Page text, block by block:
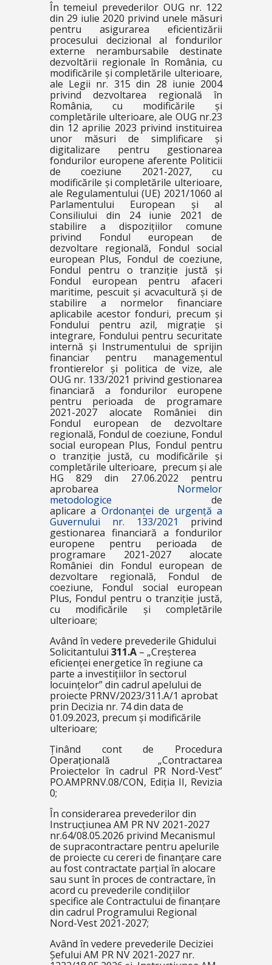
În temeiul prevederilor OUG nr. 122
din 29 iulie 2020 privind unele măsuri
pentru asigurarea eficientizării
procesului decizional al fondurilor
externe nerambursabile destinate
dezvoltării regionale în România, cu
modificările și completările ulterioare,
ale Legii nr. 315 din 28 iunie 2004
privind dezvoltarea regională în
România, cu modificările și
completările ulterioare, ale OUG nr.23
din 12 aprilie 2023 privind instituirea
unor măsuri de simplificare și
digitalizare pentru gestionarea
fondurilor europene aferente Politicii
de coeziune 2021-2027, cu
modificările și completările ulterioare,
ale Regulamentului (UE) 2021/1060 al
Parlamentului European și al
Consiliului din 24 iunie 2021 de
stabilire a dispozițiilor comune
privind Fondul european de
dezvoltare regională, Fondul social
european Plus, Fondul de coeziune,
Fondul pentru o tranziție justă și
Fondul european pentru afaceri
maritime, pescuit și acvacultură și de
stabilire a normelor financiare
aplicabile acestor fonduri, precum și
Fondului pentru azil, migrație și
integrare, Fondului pentru securitate
internă și Instrumentului de sprijin
financiar pentru managementul
frontierelor și politica de vize, ale
OUG nr. 133/2021 privind gestionarea
financiară a fondurilor europene
pentru perioada de programare
2021-2027 alocate României din
Fondul european de dezvoltare
regională, Fondul de coeziune, Fondul
social european Plus, Fondul pentru
o tranziție justă, cu modificările și
completările ulterioare, precum și ale
HG 829 din 27.06.2022 pentru
aprobarea Normelor
metodologice de
aplicare a Ordonanței de urgență a
Guvernului nr. 133/2021
privind
gestionarea financiară a fondurilor
europene pentru perioada de
programare 2021-2027 alocate
României din Fondul european de
dezvoltare regională, Fondul de
coeziune, Fondul social european
Plus, Fondul pentru o tranziție justă,
cu modificările și completările
ulterioare;
Având în vedere prevederile Ghidului
Solicitantului 311.A – „Creșterea
eficienței energetice în regiune ca
parte a investițiilor în sectorul
locuințelor”din cadrul apelului de
proiecte PRNV/2023/311.A/1 aprobat
prin Decizia nr. 74 din data de
01.09.2023, precum și modificările
ulterioare;
Ținând cont de Procedura
Operațională „Contractarea
Proiectelor în cadrul PR Nord-Vest”
PO.AMPRNV.08/CON, Ediția II, Revizia
0;
În considerarea prevederilor din
Instrucțiunea AM PR NV 2021-2027
nr.64/08.05.2026 privind Mecanismul
de supracontractare pentru apelurile
de proiecte cu cereri de finanțare care
au fost contractate parțial în alocare
sau sunt în proces de contractare, în
acord cu prevederile condițiilor
specifice ale Contractului de finanțare
din cadrul Programului Regional
Nord-Vest 2021-2027;
Având în vedere prevederile Deciziei
Șefului AM PR NV 2021-2027 nr.